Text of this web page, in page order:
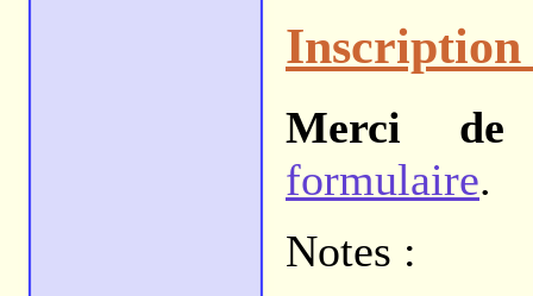
Inscription
Merci de
formulaire.
Notes :